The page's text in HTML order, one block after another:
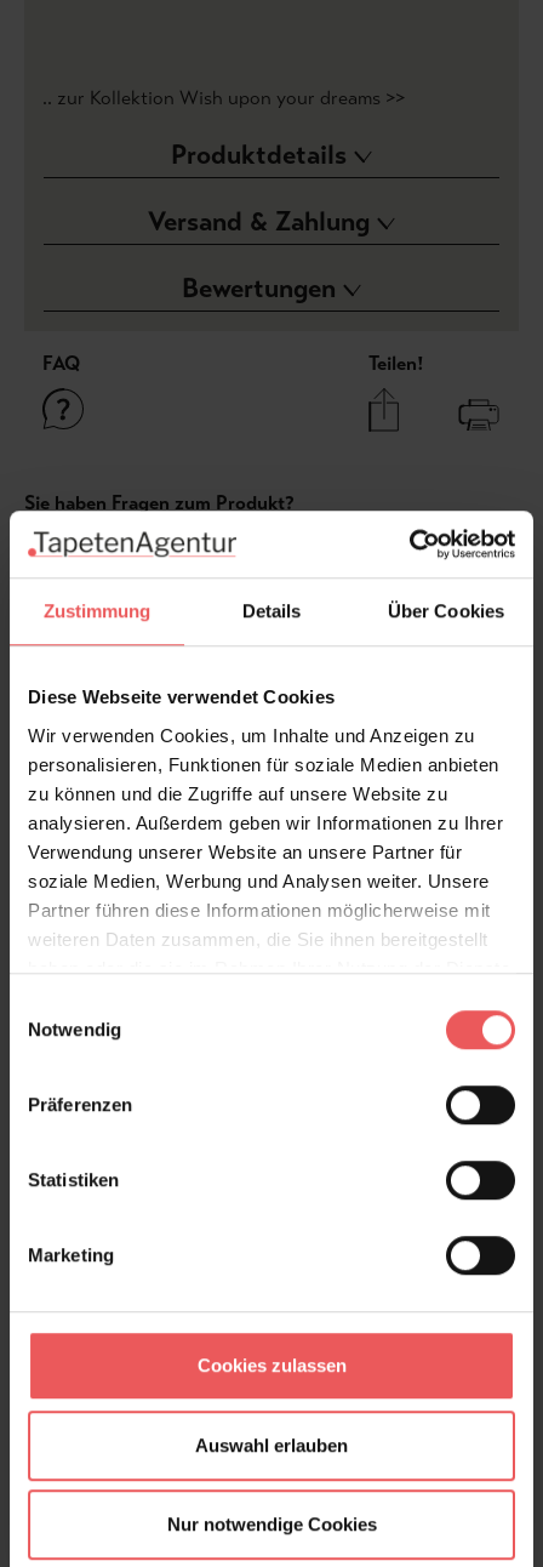
Zustimmung Details Über Cookies
Diese Webseite verwendet Cookies
Wir verwenden Cookies, um Inhalte und Anzeigen zu
personalisieren, Funktionen für soziale Medien anbieten
zu können und die Zugriffe auf unsere Website zu
analysieren. Außerdem geben wir Informationen zu Ihrer
Verwendung unserer Website an unsere Partner für
soziale Medien, Werbung und Analysen weiter. Unsere
Partner führen diese Informationen möglicherweise mit
weiteren Daten zusammen, die Sie ihnen bereitgestellt
haben oder die sie im Rahmen Ihrer Nutzung der Dienste
Notwendig
Präferenzen
Statistiken
Marketing
Cookies zulassen
Auswahl erlauben
Nur notwendige Cookies
.. zur Kollektion Wish upon your dreams >>
Produktdetails
Versand & Zahlung
Bewertungen
FAQ Teilen!
Sie haben Fragen zum Produkt?
Frage stellen
+49 (0)221 932 81 82
Produktgalerie überspringen
Dreamy clouds, dreamy pink
95,00 €